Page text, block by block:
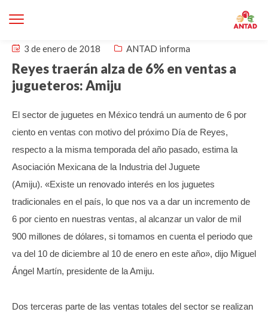
3 de enero de 2018 ANTAD informa
Reyes traerán alza de 6% en ventas a
jugueteros: Amiju
El sector de juguetes en México tendrá un aumento de 6 por
ciento en ventas con motivo del próximo Día de Reyes,
respecto a la misma temporada del año pasado, estima la
Asociación Mexicana de la Industria del Juguete
(Amiju). «Existe un renovado interés en los juguetes
tradicionales en el país, lo que nos va a dar un incremento de
6 por ciento en nuestras ventas, al alcanzar un valor de mil
900 millones de dólares, si tomamos en cuenta el periodo que
va del 10 de diciembre al 10 de enero en este año», dijo Miguel
Ángel Martín, presidente de la Amiju.
Dos terceras parte de las ventas totales del sector se realizan